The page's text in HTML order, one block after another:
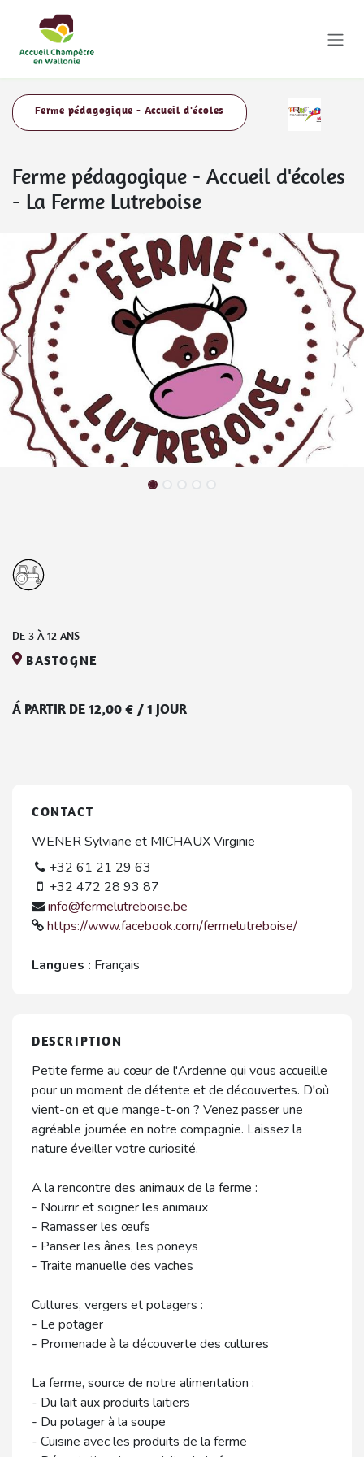
Ferme pédagogique - Accueil d'écoles
Ferme pédagogique - Accueil d'écoles
- La Ferme Lutreboise
DE 3 À12 ANS
BASTOGNE
Á PARTIR DE12,00€ /1 JOUR
CONTACT
WENER Sylviane et MICHAUX Virginie
+32 61 21 29 63
+32 472 28 93 87
info@fermelutreboise.be
https://www.facebook.com/fermelutreboise/
Langues : Français
DESCRIPTION
Petite ferme au cœur de l'Ardenne qui vous accueille
pour un moment de détente et de découvertes. D'où
vient-on et que mange-t-on ? Venez passer une
agréable journée en notre compagnie. Laissez la
nature éveiller votre curiosité.
A la rencontre des animaux de la ferme :
- Nourrir et soigner les animaux
- Ramasser les œufs
- Panser les ânes, les poneys
- Traite manuelle des vaches
Cultures, vergers et potagers :
- Le potager
- Promenade à la découverte des cultures
La ferme, source de notre alimentation :
- Du lait aux produits laitiers
- Du potager à la soupe
- Cuisine avec les produits de la ferme